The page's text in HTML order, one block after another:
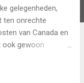
gelegenheden,
ten onrechte
van Canada en
ook gewoon